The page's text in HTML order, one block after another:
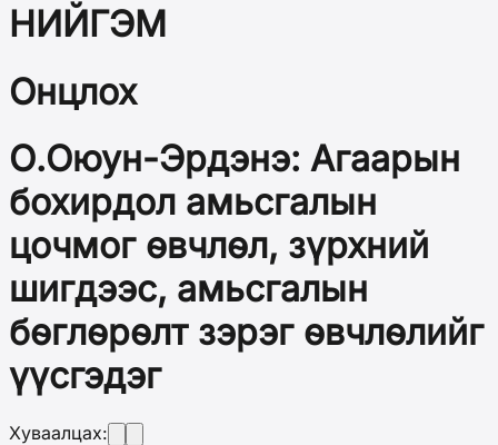
НИЙГЭМ
Онцлох
О.Оюун-Эрдэнэ: Агаарын
бохирдол амьсгалын
цочмог өвчлөл, зүрхний
шигдээс, амьсгалын
бөглөрөлт зэрэг өвчлөлийг
үүсгэдэг
Хуваалцах: